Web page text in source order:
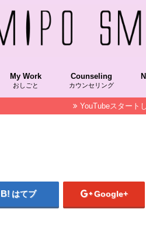
My Work
おしごと
Recipekeisai/レシピ本掲載
COOKPAD/クックパッド
NablusSoap/ナーブルスソープ
OfficialColumn/メディア掲載コラム
Counseling
カウンセリング
YouTubeスタート
はてブ Google+